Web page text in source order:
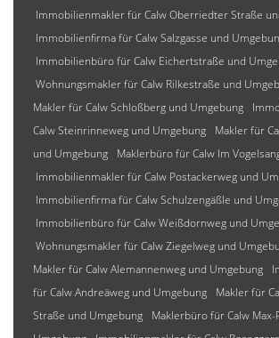
Immobilienmakler für Calw Oberriedter Straße
Immobilienfirma für Calw Salzgasse und
Immobilienbüro für Calw Eichertstraße und
Wohnungsmakler für Calw Rilkestraße und
Makler für Calw Schloßberg und Umgebung
Calw Steinrinneweg und Umgebung
Makler für
und Umgebung
Maklerbüro für Calw Im
Immobilienmakler für Calw Postackerweg und
Immobilienfirma für Calw Schulzengäßle und
Immobilienbüro für Calw Weißdornweg und
Wohnungsmakler für Calw Ziegelweg und
Makler für Calw Alemannenweg und Umgebung
für Calw Andreäweg und Umgebung
Makler für
Straße und Umgebung
Maklerbüro für Calw